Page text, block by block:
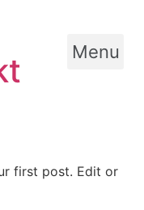
Menu
first post. Edit or